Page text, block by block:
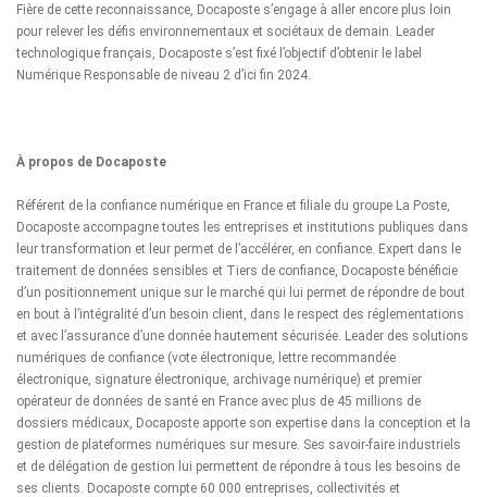
Fière de cette reconnaissance, Docaposte s’engage à aller encore plus loin
pour relever les défis environnementaux et sociétaux de demain. Leader
technologique français, Docaposte s’est fixé l’objectif d’obtenir le label
Numérique Responsable de niveau 2 d’ici fin 2024.
À propos de Docaposte
Référent de la confiance numérique en France et filiale du groupe La Poste,
Docaposte accompagne toutes les entreprises et institutions publiques dans
leur transformation et leur permet de l’accélérer, en confiance. Expert dans le
traitement de données sensibles et Tiers de confiance, Docaposte bénéficie
d’un positionnement unique sur le marché qui lui permet de répondre de bout
en bout à l’intégralité d’un besoin client, dans le respect des réglementations
et avec l’assurance d’une donnée hautement sécurisée. Leader des solutions
numériques de confiance (vote électronique, lettre recommandée
électronique, signature électronique, archivage numérique) et premier
opérateur de données de santé en France avec plus de 45 millions de
dossiers médicaux, Docaposte apporte son expertise dans la conception et la
gestion de plateformes numériques sur mesure. Ses savoir-faire industriels
et de délégation de gestion lui permettent de répondre à tous les besoins de
ses clients. Docaposte compte 60 000 entreprises, collectivités et